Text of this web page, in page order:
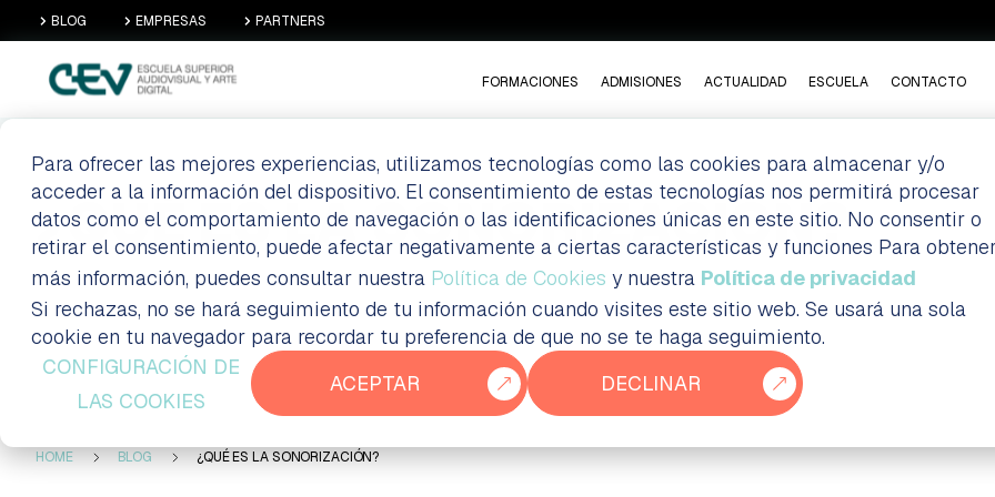
Para ofrecer las mejores experiencias, utilizamos tecnologías como las cookies para almacenar y/o
acceder a la información del dispositivo. El consentimiento de estas tecnologías nos permitirá procesar
datos como el comportamiento de navegación o las identificaciones únicas en este sitio. No consentir o
retirar el consentimiento, puede afectar negativamente a ciertas características y funciones Para
más información, puedes consultar nuestra Política de Cookies y nuestra Política de privacidad
Si rechazas, no se hará seguimiento de tu información cuando visites este sitio web. Se usará una sola
cookie en tu navegador para recordar tu preferencia de que no se te haga seguimiento.
CONFIGURACIÓN DE
LAS COOKIES
ACEPTAR DECLINAR
BLOG EMPRESAS PARTNERS
FORMACIONES ADMISIONES ACTUALIDAD ESCUELA CONTACTO
¿QUÉ ES LA SONORIZACIÓN?
Blog
HOME BLOG ¿QUÉ ES LA SONORIZACIÓN?